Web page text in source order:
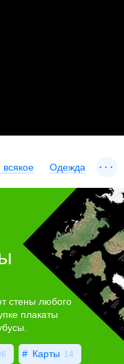
всякое Одежда ...
стены любого
плакаты
Карты 14